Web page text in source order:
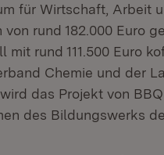
für Wirtschaft, Arbeit
von rund 182.000 Euro
mit rund 111.500 Euro
Chemie und der
das Projekt von
des Bildungswerks